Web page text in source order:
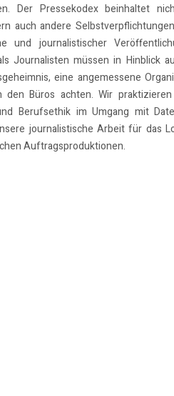
Der Pressekodex beinhaltet
auch andere
und journalistischer
Journalisten müssen in Hinblick
eine angemessene
Büros achten. Wir praktizieren
Berufsethik im Umgang mit
journalistische Arbeit für das
Auftragsproduktionen.